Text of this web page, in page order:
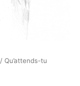
/ Qu’attends-tu